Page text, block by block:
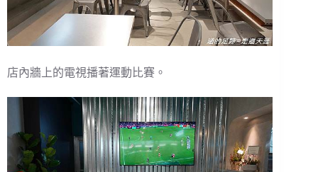
店內牆上的電視播著運動比賽。